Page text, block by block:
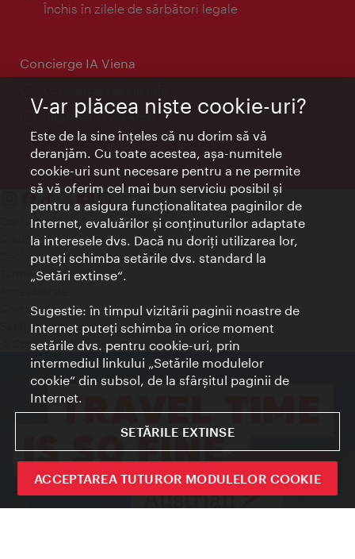
Sign up now
Închis în zilele de sărbători legale
Concierge IA Viena
Informații non-stop
Contact
Credits
Declaraţie privind protecţia datelor
Terms of Use
Contact presa
Setări module cookie
© Copyright Wien Tourismus
V-ar plăcea nişte cookie-uri?
Este de la sine înţeles că nu dorim să vă
deranjăm. Cu toate acestea, aşa-numitele
cookie-uri sunt necesare pentru a ne permite
să vă oferim cel mai bun serviciu posibil şi
pentru a asigura funcţionalitatea paginilor de
Internet, evaluărilor şi conţinuturilor adaptate
la interesele dvs. Dacă nu doriţi utilizarea lor,
puteţi schimba setările dvs. standard la
„Setări extinse“.
Sugestie: în timpul vizitării paginii noastre de
Internet puteţi schimba în orice moment
setările dvs. pentru cookie-uri, prin
intermediul linkului „Setările modulelor
cookie“ din subsol, de la sfârşitul paginii de
Internet.
SETĂRILE EXTINSE
ACCEPTAREA TUTUROR MODULELOR COOKIE